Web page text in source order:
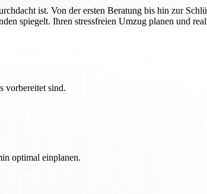
ist. Von der ersten Beratung bis hin zur
spiegelt. Ihren stressfreien Umzug planen und
vorbereitet sind.
optimal einplanen.